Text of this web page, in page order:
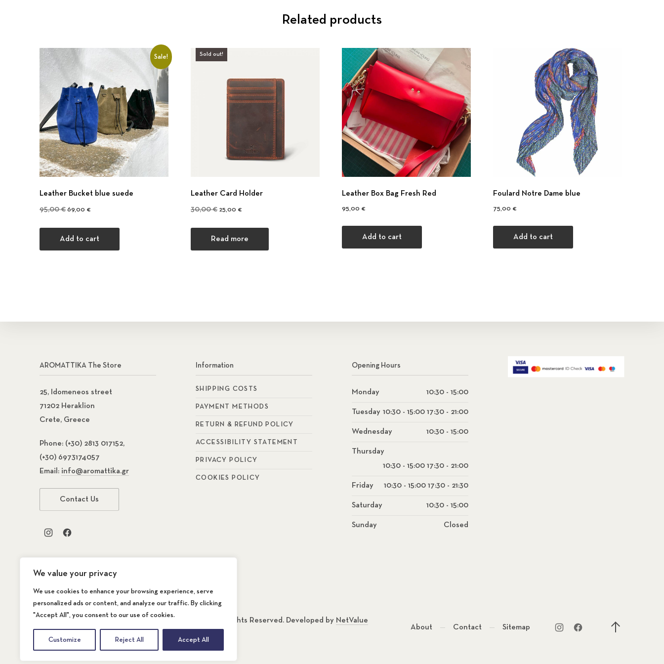
We value your privacy
We use cookies to enhance your browsing experience, serve
personalized ads or content, and analyze our traffic. By clicking
"Accept All", you consent to our use of cookies.
Customize Reject All Accept All
Related products
Sale!
Leather Bucket blue suede
95,00€ Original price was: 95,00 €.
69,00 €
Add to cart
Sold out!
Leather Card Holder
30,00€ Original price was: 30,00 €.
25,00 €
Read more
Leather Box Bag Fresh Red
95,00 €
Add to cart
Foulard Notre Dame blue
75,00 €
Add to cart
AROMATTIKA The Store
25, Idomeneos street
71202 Heraklion
Crete, Greece
Phone: (+30) 2813 017152,
(+30) 6973174057
Email: info@aromattika.gr
Contact Us
New Window
New Window
Information
SHIPPING COSTS
PAYMENT METHODS
RETURN & REFUND POLICY
ACCESSIBILITY STATEMENT
PRIVACY POLICY
COOKIES POLICY
Opening Hours
Monday 10:30 - 15:00
Tuesday 10:30 - 15:00 17:30 - 21:00
Wednesday 10:30 - 15:00
Thursday
10:30 - 15:00 17:30 - 21:00
Friday 10:30 - 15:00 17:30 - 21:30
Saturday 10:30 - 15:00
Sunday Closed
Copyright © 2026 . All Rights Reserved. Developed by NetValue
About Contact Sitemap
New Window
New Window